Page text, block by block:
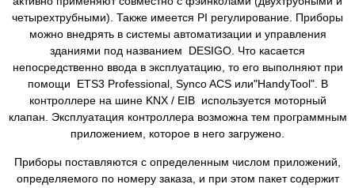
четырехтрубными). Также имеется PI регулирование. Приборы
можно внедрять в системы автоматизации и управления
зданиями под названием DESIGO. Что касается
непосредственно ввода в эксплуатацию, то его выполняют при
помощи ETS3 Professional, Synco ACS или"HandyTool". В
контроллере на шине KNX / EIB используется моторный
клапан. Эксплуатация контроллера возможна тем программным
приложением, которое в него загружено.
Приборы поставляются с определенным числом приложений,
определяемого по номеру заказа, и при этом пакет содержит